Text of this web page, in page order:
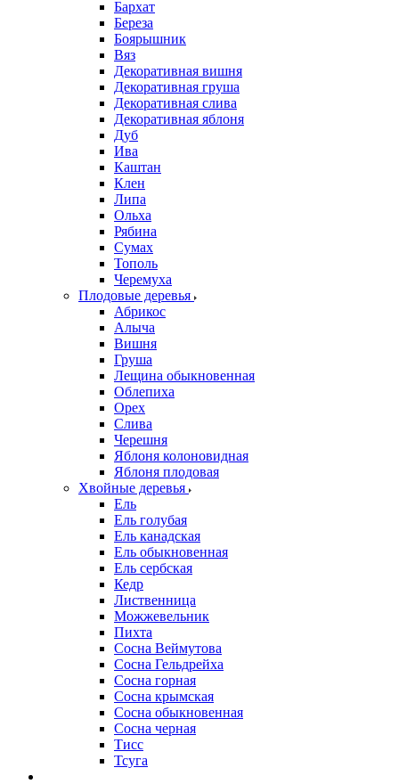
Бархат
Береза
Боярышник
Вяз
Декоративная вишня
Декоративная груша
Декоративная слива
Декоративная яблоня
Дуб
Ива
Каштан
Клен
Липа
Ольха
Рябина
Сумах
Тополь
Черемуха
Плодовые деревья
Абрикос
Алыча
Вишня
Груша
Лещина обыкновенная
Облепиха
Орех
Слива
Черешня
Яблоня колоновидная
Яблоня плодовая
Хвойные деревья
Ель
Ель голубая
Ель канадская
Ель обыкновенная
Ель сербская
Кедр
Лиственница
Можжевельник
Пихта
Сосна Веймутова
Сосна Гельдрейха
Сосна горная
Сосна крымская
Сосна обыкновенная
Сосна черная
Тисс
Тсуга